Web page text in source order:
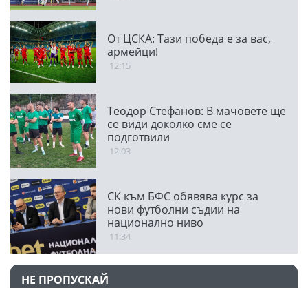
От ЦСКА: Тази победа е за вас,
армейци!
12:15
Теодор Стефанов: В мачовете ще
се види доколко сме се
подготвили
12:03
СК към БФС обявява курс за
нови футболни съдии на
национално ниво
11:34
НЕ ПРОПУСКАЙ